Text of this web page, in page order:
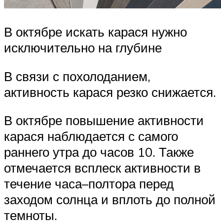
В октябре искать карася нужно
исключительно на глубине
В связи с похолоданием,
активность карася резко снижается.
В октябре повышение активности
карася наблюдается с самого
раннего утра до часов 10. Также
отмечается всплеск активности в
течение часа–полтора перед
заходом солнца и вплоть до полной
темноты.